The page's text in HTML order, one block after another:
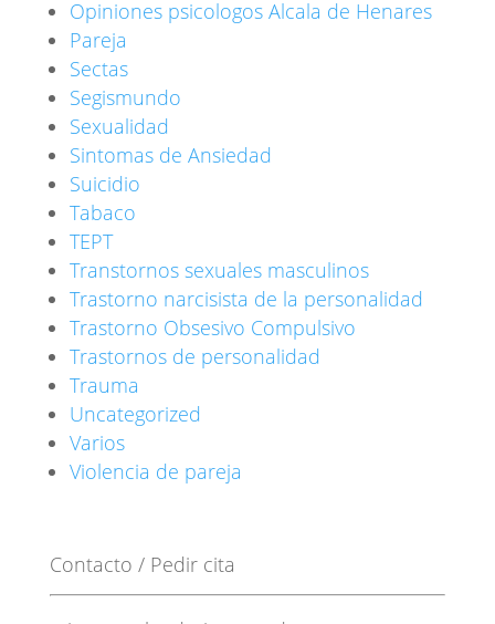
Opiniones psicologos Alcala de Henares
Pareja
Sectas
Segismundo
Sexualidad
Sintomas de Ansiedad
Suicidio
Tabaco
TEPT
Transtornos sexuales masculinos
Trastorno narcisista de la personalidad
Trastorno Obsesivo Compulsivo
Trastornos de personalidad
Trauma
Uncategorized
Varios
Violencia de pareja
Contacto / Pedir cita